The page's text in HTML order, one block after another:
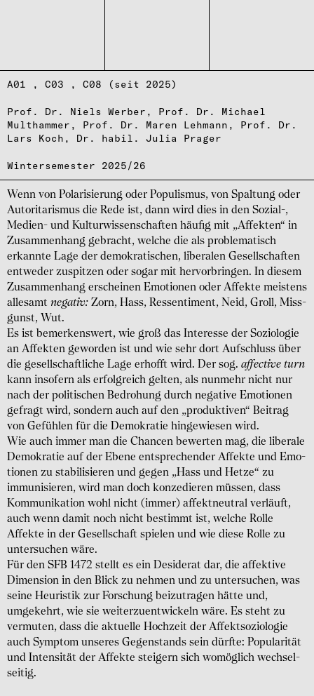
A01 C03 C08 (seit 2025)
Prof. Dr. Niels Werber
Prof. Dr. Michael
Multhammer
Prof. Dr. Maren Lehmann
Prof. Dr.
Lars Koch
Dr. habil. Julia Prager
Wintersemester 2025/26
Wenn von Polarisierung oder Populismus, von Spal­tung oder
Autori­taris­mus die Rede ist, dann wird dies in den Sozial-,
Medien- und Kultur­wissen­schaften häufig mit „Affekten“ in
Zusammen­hang gebracht, welche die als proble­matisch
erkannte Lage der demo­krati­schen, libe­ralen Gesell­schaften
ent­weder zuspitzen oder sogar mit hervor­bringen. In diesem
Zusammen­hang erscheinen Emo­tionen oder Affekte meis­tens
alle­samt negativ: Zorn, Hass, Ressen­timent, Neid, Groll, Miss­
gunst, Wut.
Es ist bemer­kens­wert, wie groß das Interesse der Sozio­logie
an Affekten geworden ist und wie sehr dort Auf­schluss über
die gesell­schaft­liche Lage erhofft wird. Der sog. affective turn
kann insofern als erfolg­reich gelten, als nunmehr nicht nur
nach der politi­schen Bedro­hung durch negative Emo­tionen
gefragt wird, sondern auch auf den „produk­tiven“ Beitrag
von Gefühlen für die Demo­kratie hinge­wiesen wird.
Wie auch immer man die Chancen bewerten mag, die liberale
Demo­kratie auf der Ebene entspre­chender Affekte und Emo­
tionen zu stabili­sieren und gegen „Hass und Hetze“ zu
immu­nisieren, wird man doch konze­dieren müssen, dass
Kommu­nikation wohl nicht (immer) affekt­neutral verläuft,
auch wenn damit noch nicht bestimmt ist, welche Rolle
Affekte in der Gesell­schaft spielen und wie diese Rolle zu
unter­suchen wäre.
Für den SFB 1472 stellt es ein Desi­derat dar, die affektive
Dimen­sion in den Blick zu nehmen und zu unter­suchen, was
seine Heuristik zur Forschung beizu­tragen hätte und,
umgekehrt, wie sie weiter­zuent­wickeln wäre. Es steht zu
vermuten, dass die aktuelle Hoch­zeit der Affekt­sozio­logie
auch Symptom unseres Gegen­stands sein dürfte: Popu­larität
und Inten­sität der Affekte steigern sich womöglich wechsel­
seitig.